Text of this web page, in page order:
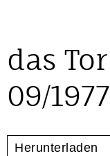
das Tor
09/1977
Herunterladen